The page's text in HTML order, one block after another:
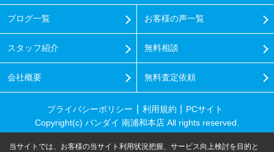
ブログ一覧
スタッフ紹介
会社概要
お客様の声一覧
無料相談
無料査定依頼
プライバシーポリシー 利用規約
PCサイト
Copyright(c) バンダイ 南浦和本店 All rights reserved.
当サイトでは、お客様の当サイト利用状況把握、サービス向上検討を目的と